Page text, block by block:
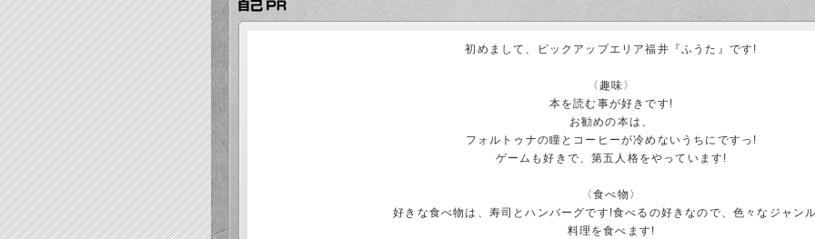
初めまして、ピックアップエリア福井『ふうた』です!
〈趣味〉
本を読む事が好きです!
お勧めの本は、
フォルトゥナの瞳とコーヒーが冷めないうちにですっ!
ゲームも好きで、第五人格をやっています!
〈食べ物〉
好きな食べ物は、寿司とハンバーグです!食べるの好きなので、色々なジャン
料理を食べます!